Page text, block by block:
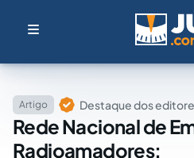
Artigo Destaque dos
Rede Nacional de
Radioamadores: